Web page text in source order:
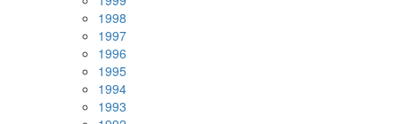
1998
1997
1996
1995
1994
1993